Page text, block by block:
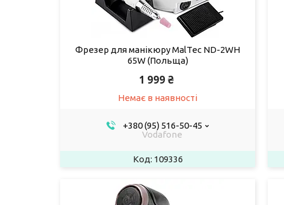
Фрезер для манікюру MalTec ND-2WH
65W (Польща)
1 999 ₴
Немає в наявності
+380 (95) 516-50-45
Vodafone
109336